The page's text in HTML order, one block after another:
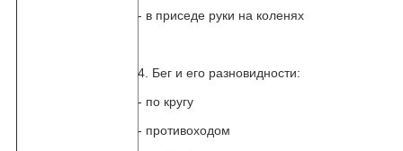
- в приседе руки на коленях
4. Бег и его разновидности:
- по кругу
- противоходом